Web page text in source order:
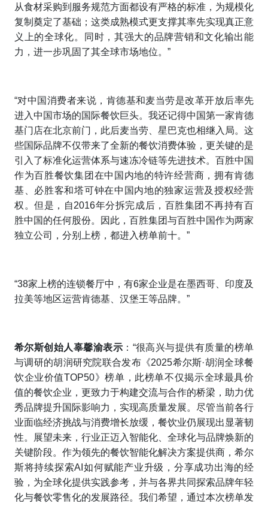
从食材采购到服务规范方面都设有严格的标准，为规模化
复制奠定了基础；这类成熟模式更支撑其率先实现真正意
义上的全球化。同时，其强大的品牌营销和文化输出能
力，进一步巩固了其全球市场地位。”
“对中国消费者来说，肯德基和麦当劳是改革开放后率先
进入中国市场的国际餐饮巨头。我还记得中国第一家肯德
基门店在北京前门，此后麦当劳、星巴克也相继入局。这
些国际品牌不仅带来了全新的餐饮消费体验，更关键的是
引入了标准化运营体系与速冻冷链等先进技术。百胜中国
作为百胜餐饮集团在中国内地的特许经营商，拥有肯德
基、必胜客和塔可钟在中国内地的独家运营及授权经营
权。但是，自2016年分拆完成后，百胜集团不再持有百
胜中国的任何股份。因此，百胜集团与百胜中国作为两家
独立公司，分别上榜，都进入榜单前十。”
“38家上榜的连锁餐厅中，有6家企业是在墨西哥、印度及
拉美等地区运营肯德基、汉堡王等品牌。”
希尔斯创始人辜馨渝表示 ：“很高兴与提供有质量的榜单
与调研的胡润研究院联合发布《2025希尔斯·胡润全球餐
饮企业价值TOP50》榜单，此榜单不仅揭示全球最具价
值的餐饮企业，更致力于构建交流与合作的桥梁，助力优
秀品牌提升国际影响力，实现高质量发展。尽管当前各行
业面临经济挑战与消费增长放缓，餐饮业仍展现出显著韧
性。展望未来，行业正迈入智能化、全球化与品牌焕新的
关键阶段。作为领先的餐饮智能化解决方案提供商，希尔
斯将持续探索AI如何赋能产业升级，分享成功出海的经
验，为全球化提供实践参考，并与各界共同探索品牌年轻
化与餐饮零售化的发展路径。我们希望，通过本次榜单发